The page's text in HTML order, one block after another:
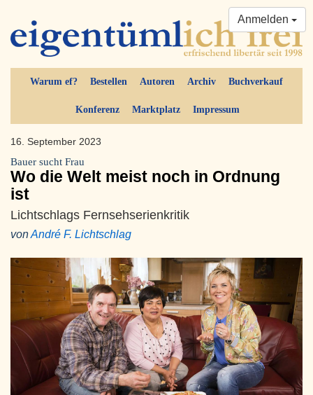
Warum ef? Bestellen Autoren Archiv Buchverkauf
Konferenz Marktplatz Impressum
Anmelden
16. September 2023
Bauer sucht Frau
Wo die Welt meist noch in Ordnung
ist
Lichtschlags Fernsehserienkritik
vonAndré F. Lichtschlag